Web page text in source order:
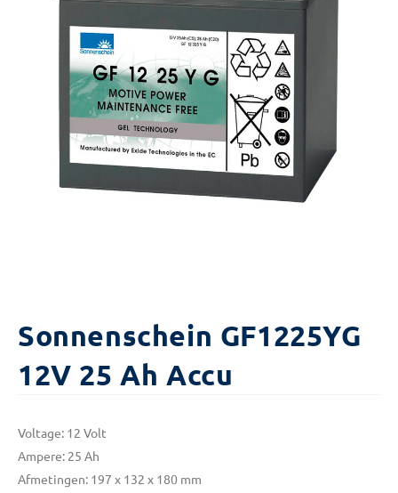
Sonnenschein GF1225YG
12V 25 Ah Accu
Voltage: 12 Volt
Ampere: 25 Ah
Afmetingen: 197 x 132 x 180 mm